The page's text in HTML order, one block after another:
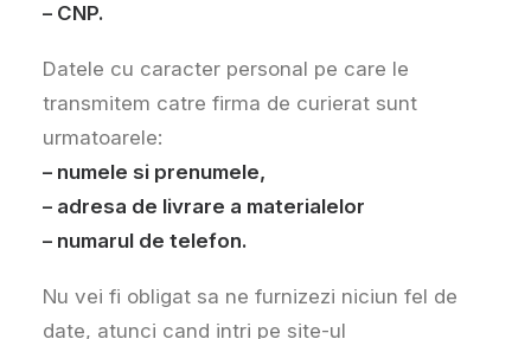
– CNP.
Datele cu caracter personal pe care le
transmitem catre firma de curierat sunt
urmatoarele:
– numele si prenumele,
– adresa de livrare a materialelor
– numarul de telefon.
Nu vei fi obligat sa ne furnizezi niciun fel de
date, atunci cand intri pe site-ul